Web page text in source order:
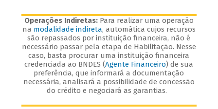
Operações Indiretas: Para realizar uma operação
na modalidade indireta, automática cujos recursos
são repassados por instituição financeira, não é
necessário passar pela etapa de Habilitação. Nesse
caso, basta procurar uma instituição financeira
credenciada ao BNDES (Agente Financeiro) de sua
preferência, que informará a documentação
necessária, analisará a possibilidade de concessão
do crédito e negociará as garantias.